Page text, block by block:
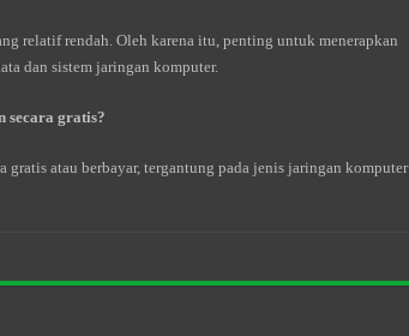
relatif rendah. Oleh karena itu, penting untuk menerapkan
dan sistem jaringan komputer.
secara gratis?
atau berbayar, tergantung pada jenis jaringan komputer